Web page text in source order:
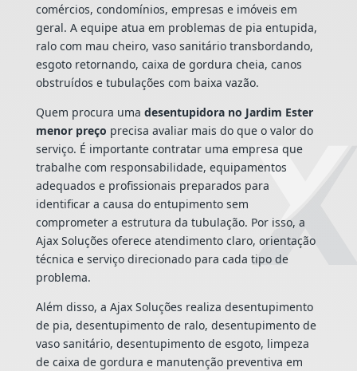
comércios, condomínios, empresas e imóveis em
geral. A equipe atua em problemas de pia entupida,
ralo com mau cheiro, vaso sanitário transbordando,
esgoto retornando, caixa de gordura cheia, canos
obstruídos e tubulações com baixa vazão.
Quem procura uma desentupidora no Jardim Ester
menor preço precisa avaliar mais do que o valor do
serviço. É importante contratar uma empresa que
trabalhe com responsabilidade, equipamentos
adequados e profissionais preparados para
identificar a causa do entupimento sem
comprometer a estrutura da tubulação. Por isso, a
Ajax Soluções oferece atendimento claro, orientação
técnica e serviço direcionado para cada tipo de
problema.
Além disso, a Ajax Soluções realiza desentupimento
de pia, desentupimento de ralo, desentupimento de
vaso sanitário, desentupimento de esgoto, limpeza
de caixa de gordura e manutenção preventiva em